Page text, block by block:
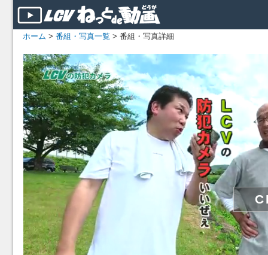
ホーム > 番組・写真一覧 > 番組・写真詳細